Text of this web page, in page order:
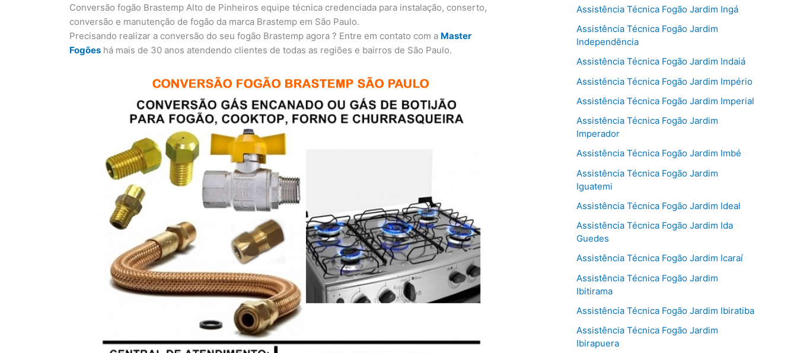
Conversão fogão Brastemp Alto de Pinheiros equipe técnica credenciada para instalação, conserto,
conversão e manutenção de fogão da marca Brastemp em São Paulo.
Precisando realizar a conversão do seu fogão Brastemp agora ? Entre em contato com a Master
Fogões há mais de 30 anos atendendo clientes de todas as regiões e bairros de São Paulo.
Assistência Técnica Fogão Jardim Ingá
Assistência Técnica Fogão Jardim
Independência
Assistência Técnica Fogão Jardim Indaiá
Assistência Técnica Fogão Jardim Império
Assistência Técnica Fogão Jardim Imperial
Assistência Técnica Fogão Jardim
Imperador
Assistência Técnica Fogão Jardim Imbé
Assistência Técnica Fogão Jardim
Iguatemi
Assistência Técnica Fogão Jardim Ideal
Assistência Técnica Fogão Jardim Ida
Guedes
Assistência Técnica Fogão Jardim Icaraí
Assistência Técnica Fogão Jardim
Ibitirama
Assistência Técnica Fogão Jardim Ibiratiba
Assistência Técnica Fogão Jardim
Ibirapuera